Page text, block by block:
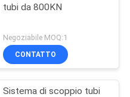
tubi da 800KN
Negoziabile MOQ:1
CONTATTO
Sistema di scoppio tubi